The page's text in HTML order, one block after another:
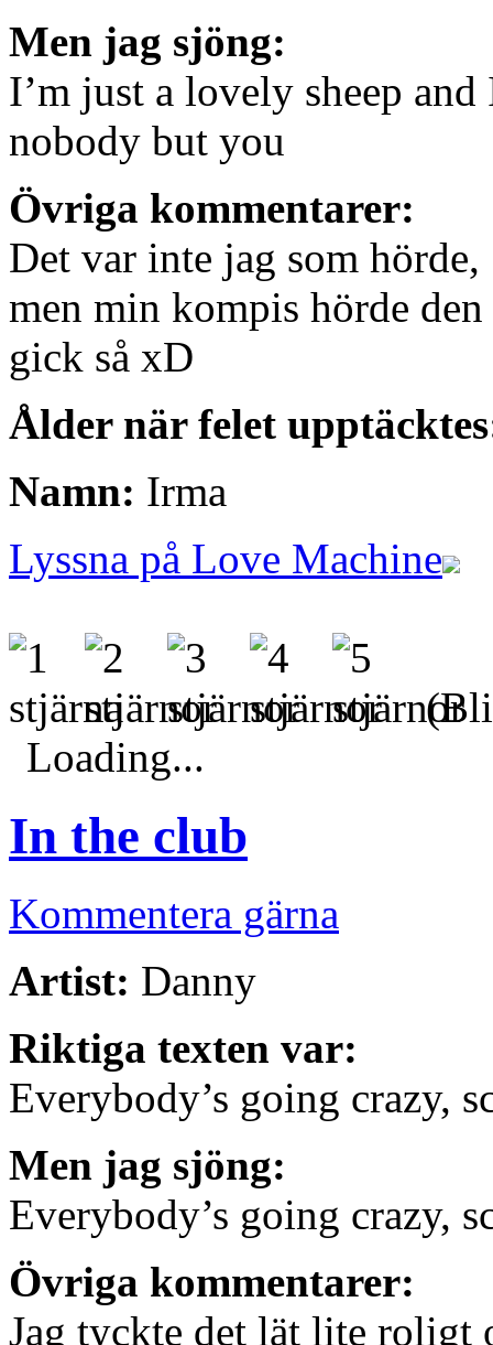
Men jag sjöng:
I’m just a lovely sheep
nobody but you
Övriga kommentarer:
Det var inte jag som hörde,
men min kompis hörde
gick så xD
Ålder när felet
Namn: Irma
Lyssna på Love Machine
(Bli
Loading...
In the club
Kommentera gärna
Artist: Danny
Riktiga texten var:
Everybody’s going crazy,
Men jag sjöng:
Everybody’s going crazy,
Övriga kommentarer:
Jag tyckte det lät lite roligt